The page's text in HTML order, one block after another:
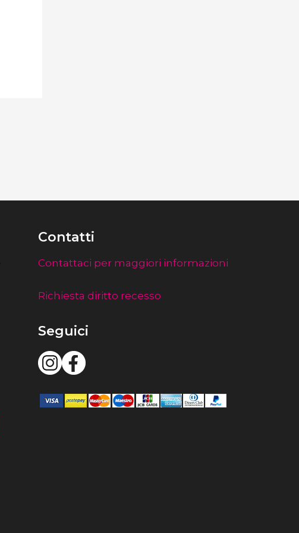
Contatti
Contattaci per maggiori informazioni
Richiesta diritto recesso
Seguici